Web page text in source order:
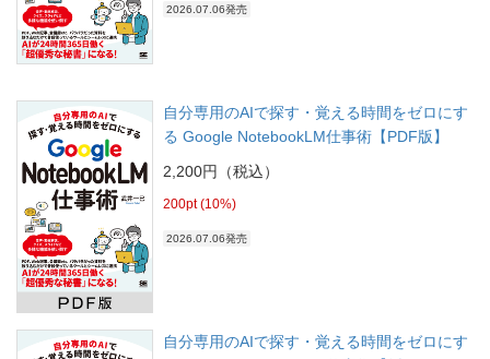
2026.07.06発売
自分専用のAIで探す・覚える時間をゼロにす
る Google NotebookLM仕事術【PDF版】
2,200円（税込）
200pt (10%)
2026.07.06発売
自分専用のAIで探す・覚える時間をゼロにす